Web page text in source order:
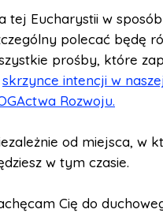
tej Eucharystii w sposób
polecać będę
prośby, które
skrzynce intencji w
Rozwoju.
od miejsca, w
w tym czasie.
Cię do